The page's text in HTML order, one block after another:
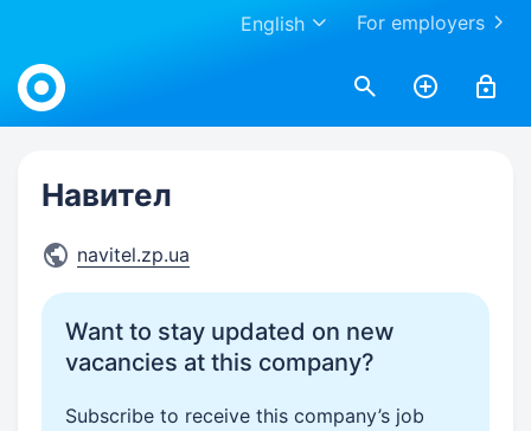
For employers
English
Work.ua
Навител
navitel.zp.ua
Want to stay updated on new
vacancies at this company?
Subscribe to receive this company’s job